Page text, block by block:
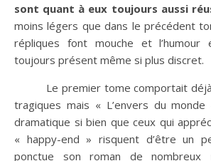
sont quant à eux toujours aussi
moins légers que dans le précédent
répliques font mouche et l’humour
toujours présent même si plus discret.
Le premier tome comportait
tragiques mais « L’envers du
dramatique si bien que ceux qui
« happy-end » risquent d’être un
ponctue son roman de nombreux